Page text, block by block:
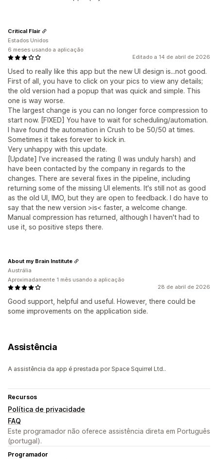
Editado a 14 de abril de 2026
Used to really like this app but the new UI design is...not good.
First of all, you have to click on your pics to view any details;
the old version had a popup that was quick and simple. This
one is way worse.
The largest change is you can no longer force compression to
start now. [FIXED] You have to wait for scheduling/automation.
I have found the automation in Crush to be 50/50 at times.
Sometimes it takes forever to kick in.
Very unhappy with this update.
[Update] I've increased the rating (I was unduly harsh) and
have been contacted by the company in regards to the
changes. There are several fixes in the pipeline, including
returning some of the missing UI elements. It's still not as good
as the old UI, IMO, but they are open to feedback. I do have to
say that the new version >is< faster, a welcome change.
Manual compression has returned, although I haven't had to
use it, so positive steps there.
Critical Flair
Estados Unidos
6 meses usando a aplicação
28 de abril de 2026
Good support, helpful and useful. However, there could be
some improvements on the application side.
About my Brain Institute
Austrália
Aproximadamente 1 mês usando a aplicação
Assistência
A assistência da app é prestada por Space Squirrel Ltd..
Recursos
Política de privacidade
FAQ
Este programador não oferece assistência direta em Português
(portugal).
Programador